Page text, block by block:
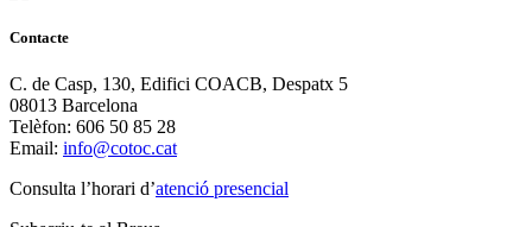
Contacte
C. de Casp, 130, Edifici COACB, Despatx 5
08013 Barcelona
Telèfon: 606 50 85 28
Email: info@cotoc.cat
Consulta l’horari d’atenció presencial